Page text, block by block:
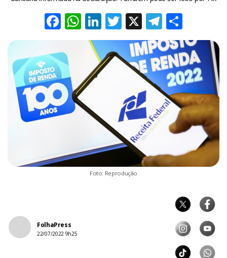
Facebook
WhatsApp
LinkedIn
Twitter
X
Foto: Reprodução
FolhaPress
22/07/2022 9h25